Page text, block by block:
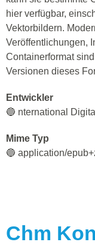
hier verfügbar,
Vektorbildern.
Veröffentlichungen,
Containerformat
Versionen dieses
Entwickler
🔵 nternational
Mime Typ
🔵 application/
Chm